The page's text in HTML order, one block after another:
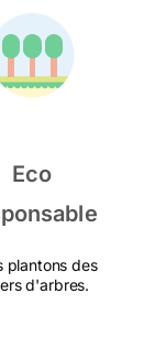
Eco
plantons des
d'arbres.